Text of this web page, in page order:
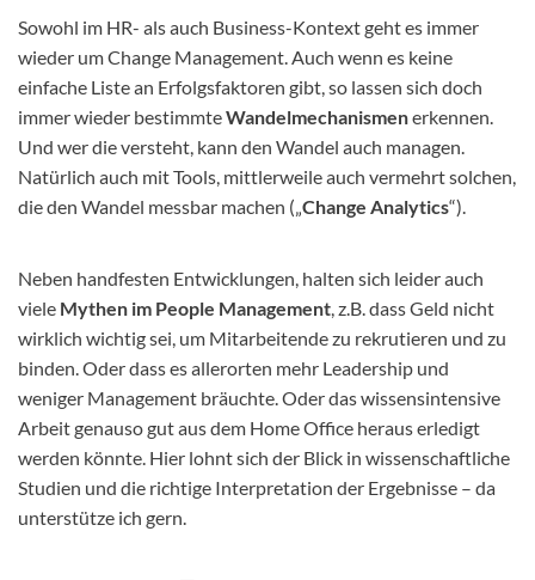
Sowohl im HR- als auch Business-Kontext geht es immer
wieder um Change Management. Auch wenn es keine
einfache Liste an Erfolgsfaktoren gibt, so lassen sich doch
immer wieder bestimmteWandelmechanismenerkennen.
Und wer die versteht, kann den Wandel auch managen.
Natürlich auch mit Tools, mittlerweile auch vermehrt solchen,
die den Wandel messbar machen („Change Analytics“).
Neben handfesten Entwicklungen, halten sich leider auch
viele Mythen im People Management, z.B. dass Geld nicht
wirklich wichtig sei, um Mitarbeitende zu rekrutieren und zu
binden. Oder dass es allerorten mehr Leadership und
weniger Management bräuchte. Oder das wissensintensive
Arbeit genauso gut aus dem Home Office heraus erledigt
werden könnte. Hier lohnt sich der Blick in wissenschaftliche
Studien und die richtige Interpretation der Ergebnisse – da
unterstütze ich gern.